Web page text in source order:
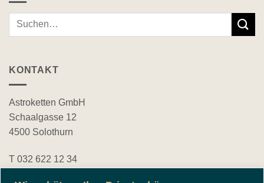
Suche
KONTAKT
Astroketten GmbH
Schaalgasse 12
4500 Solothurn
T 032 622 12 34